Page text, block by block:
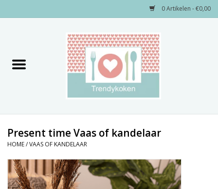
0 Artikelen - €0,00
Decoratie
Textiel
Present time Vaas of kandelaar
HOME/VAAS OF KANDELAAR